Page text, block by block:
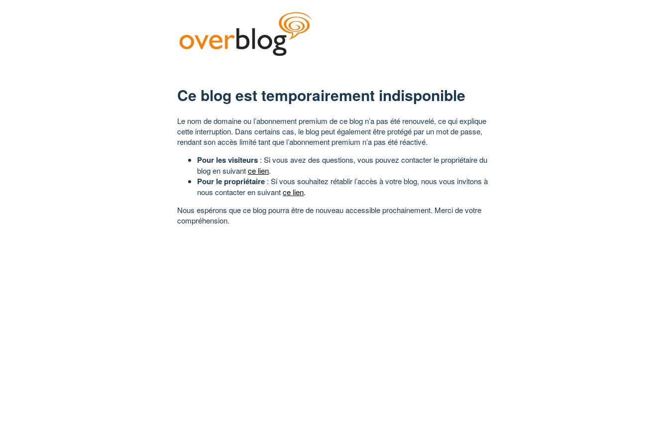
Ce blog est temporairement indisponible
Le nom de domaine ou l’abonnement premium de ce blog n’a pas été renouvelé, ce qui explique
cette interruption. Dans certains cas, le blog peut également être protégé par un mot de passe,
rendant son accès limité tant que l’abonnement premium n’a pas été réactivé.
Pour les visiteurs : Si vous avez des questions, vous pouvez contacter le propriétaire du
blog en suivantce lien.
Pour le propriétaire : Si vous souhaitez rétablir l’accès à votre blog, nous vous invitons à
nous contacter en suivantce lien.
Nous espérons que ce blog pourra être de nouveau accessible prochainement. Merci de votre
compréhension.